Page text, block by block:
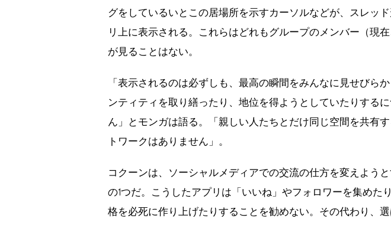
グをしているいとこの居場所を示すカーソルなどが、スレッ
リ上に表示される。これらはどれもグループのメンバー（現
が見ることはない。
「表示されるのは必ずしも、最高の瞬間をみんなに見せびら
ンティティを取り繕ったり、地位を得ようとしていたりする
ん」とモンガは語る。「親しい人たちとだけ同じ空間を共有
トワークはありません」。
コクーンは、ソーシャルメディアでの交流の仕方を変えよう
の1つだ。こうしたアプリは「いいね」やフォロワーを集めた
格を必死に作り上げたりすることを勧めない。その代わり、